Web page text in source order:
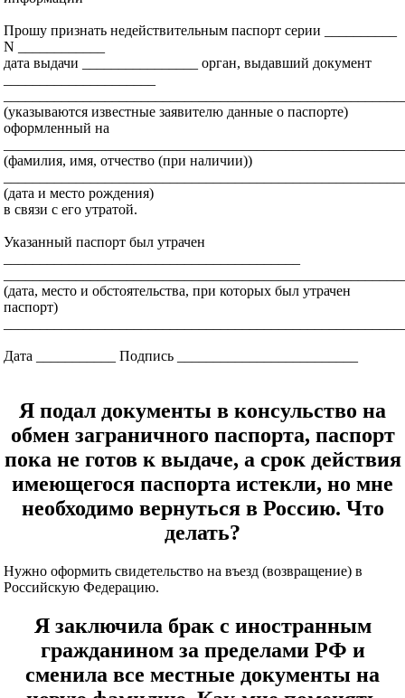
Прошу признать недействительным паспорт серии __________
N ____________
дата выдачи ________________ орган, выдавший документ
(указываются известные заявителю данные о паспорте)
оформленный на
(фамилия, имя, отчество (при наличии))
(дата и место рождения)
в связи с его утратой.
Указанный паспорт был утрачен
(дата, место и обстоятельства, при которых был утрачен
паспорт)
Дата ___________ Подпись _________________________
Я подал документы в консульство на
обмен заграничного паспорта, паспорт
пока не готов к выдаче, а срок действия
имеющегося паспорта истекли, но мне
необходимо вернуться в Россию. Что
делать?
Нужно оформить свидетельство на въезд (возвращение) в
Российскую Федерацию.
Я заключила брак с иностранным
гражданином за пределами РФ и
сменила все местные документы на